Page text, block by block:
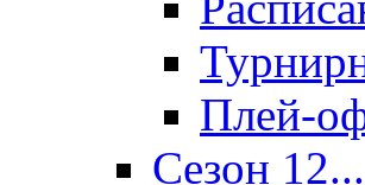
Плей-
Сезон 12...